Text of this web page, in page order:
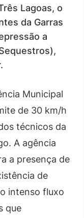
Lagoas, o
da Garras
a
Municipal
de 30 km/h
técnicos da
A agência
a presença de
de
intenso fluxo
que